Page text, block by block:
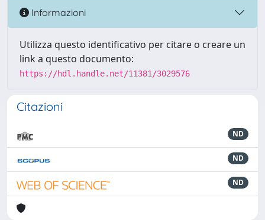
Informazioni
Utilizza questo identificativo per citare o creare un
link a questo documento:
https://hdl.handle.net/11381/3029576
Citazioni
ND
ND
ND